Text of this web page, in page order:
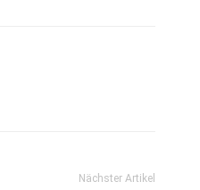
Nächster Artikel